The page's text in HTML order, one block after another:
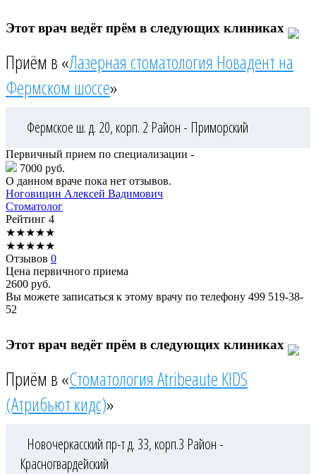
Этот врач ведёт прём в следующих клиниках
Приём в «Лазерная стоматология Новадент на
Фермском шоссе»
Фермское ш. д. 20, корп. 2 Район - Приморский
Первичный прием по специализации -
7000 руб.
О данном враче пока нет отзывов.
Ноговицин Алексей Вадимович
Стоматолог
Рейтинг 4
★★★★★
★★★★★
Отзывов 0
Цена первичного приема
2600 руб.
Вы можете записаться к этому врачу по телефону 499 519-38-
52
Этот врач ведёт прём в следующих клиниках
Приём в «Стоматология Atribeaute KIDS
(Атрибьют кидс)»
Новочеркасский пр-т д. 33, корп.3 Район -
Красногвардейский